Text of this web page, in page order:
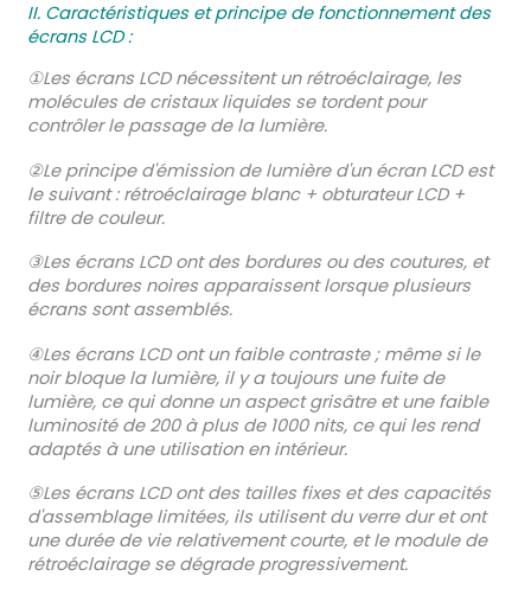
II. Caractéristiques et principe de fonctionnement des
écrans LCD :
①Les écrans LCD nécessitent un rétroéclairage, les
molécules de cristaux liquides se tordent pour
contrôler le passage de la lumière.
②Le principe d'émission de lumière d'un écran LCD est
le suivant : rétroéclairage blanc + obturateur LCD +
filtre de couleur.
③Les écrans LCD ont des bordures ou des coutures, et
des bordures noires apparaissent lorsque plusieurs
écrans sont assemblés.
④Les écrans LCD ont un faible contraste ; même si le
noir bloque la lumière, il y a toujours une fuite de
lumière, ce qui donne un aspect grisâtre et une faible
luminosité de 200 à plus de 1000 nits, ce qui les rend
adaptés à une utilisation en intérieur.
⑤Les écrans LCD ont des tailles fixes et des capacités
d'assemblage limitées, ils utilisent du verre dur et ont
une durée de vie relativement courte, et le module de
rétroéclairage se dégrade progressivement.